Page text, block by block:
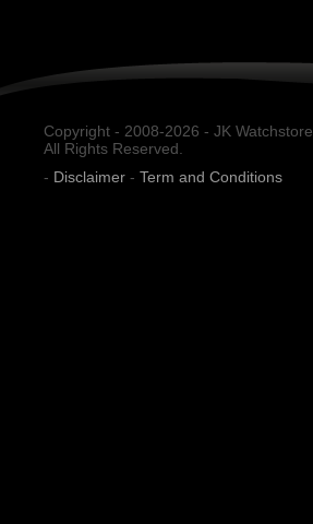
Copyright - 2008-2026 - JK Watchstore.
All Rights Reserved.
- Disclaimer - Term and Conditions